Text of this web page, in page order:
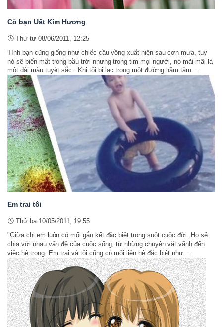
Cô bạn Uất Kim Hương
Thứ tư 08/06/2011, 12:25
Tình bạn cũng giống như chiếc cầu vồng xuất hiện sau cơn mưa, tuy
nó sẽ biến mất trong bầu trời nhưng trong tim mọi người, nó mãi mãi là
một dải màu tuyệt sắc.. Khi tôi bị lạc trong một đường hầm tăm ...
Em trai tôi
Thứ ba 10/05/2011, 19:55
"Giữa chị em luôn có mối gắn kết đặc biệt trong suốt cuộc đời. Họ sẻ
chia với nhau vấn đề của cuộc sống, từ những chuyện vặt vãnh đến
việc hệ trọng. Em trai và tôi cũng có mối liên hệ đặc biệt như ...